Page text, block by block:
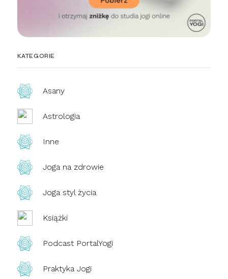
KATEGORIE
Asany
Astrologia
Inne
Joga na zdrowie
Joga styl życia
Książki
Podcast PortalYogi
Praktyka Jogi